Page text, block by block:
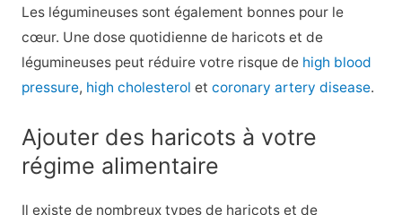
Les légumineuses sont également bonnes pour le
cœur. Une dose quotidienne de haricots et de
légumineuses peut réduire votre risque de high blood
pressure, high cholesterol et coronary artery disease.
Ajouter des haricots à votre
régime alimentaire
Il existe de nombreux types de haricots et de